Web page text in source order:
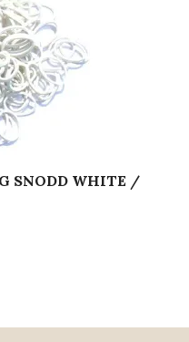
SNODD WHITE /